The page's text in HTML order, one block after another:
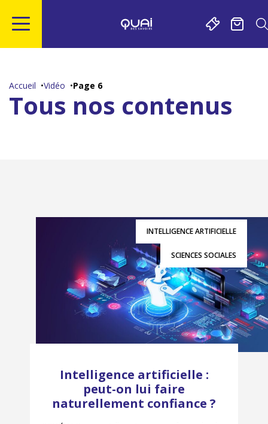
contenu
la
Accueil Vidéo Page 6
Tous nos contenus
INTELLIGENCE ARTIFICIELLE
SCIENCES SOCIALES
Intelligence artificielle :
peut-on lui faire
naturellement confiance ?